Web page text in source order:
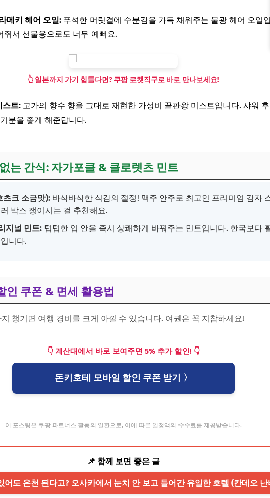
메키 헤어 오일: 푸석한 머릿결에 수분감을 가득 채워주는 물광 헤어 오일
줘서 선물용으로도 너무 예뻐요.
👆 일본까지 가기 힘들다면? 쿠팡 로켓직구로 바로 만나보세요!
스트: 고가의 향수 향을 그대로 재현한 가성비 끝판왕 미스트입니다. 샤워
분을 좋게 해준답니다.
는 간식: 자가포클 & 클로렛츠 민트
츠크 소금맛): 바삭바삭한 식감의 절정! 맥주 안주로 최고인 프리미엄 감자
박스 쟁이시는 걸 추천해요.
지널 민트: 텁텁한 입 안을 즉시 상쾌하게 바꿔주는 민트입니다. 한국보다
니다.
인 쿠폰 & 면세 활용법
챙기면 여행 경비를 크게 아낄 수 있습니다. 여권은 꼭 지참하세요!
👇 계산대에서 바로 보여주면 5% 추가 할인! 👇
돈키호테 모바일 할인 쿠폰 받기 〉
이 포스팅은 쿠팡 파트너스 활동의 일환으로, 이에 따른 일정액의 수수료를 제공받습니다.
📌 함께 보면 좋은 글
어도 온천 된다고? 오사카에서 눈치 안 보고 들어간 유일한 호텔 (칸데오 난